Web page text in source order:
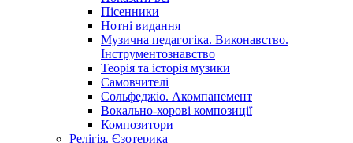
Пісенники
Нотні видання
Музична педагогіка. Виконавство.
Інструментознавство
Теорія та історія музики
Самовчителі
Сольфеджіо. Акомпанемент
Вокально-хорові композиції
Композитори
Релігія. Єзотерика